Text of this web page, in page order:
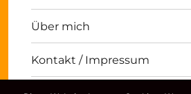
Über mich
Kontakt / Impressum